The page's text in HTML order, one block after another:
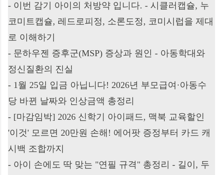
- 이번 감기 아이의 처방약 입니다. - 시클러캡슐, 누
코미트캡슐, 레드로피정, 소론도정, 코미시럽을 제대
로 이해하기
- 문하우젠 증후군(MSP) 증상과 원인 - 아동학대와
정신질환의 진실
- 1월 25일 입금 아닙니다! 2026년 부모급여·아동수
당 바뀐 날짜와 인상금액 총정리
- [마감임박] 2026 신학기 아이패드, 맥북 교육할인
'이것' 모르면 20만원 손해! 에어팟 증정부터 카드 캐
시백 조합까지
- 아이 손에도 딱 맞는 "연필 규격" 총정리 - 길이, 두